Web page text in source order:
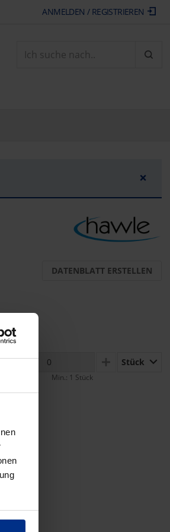
ANMELDEN / REGISTRIEREN
×
DATENBLATT ERSTELLEN
PLUSStück
Min.: 1 Stück